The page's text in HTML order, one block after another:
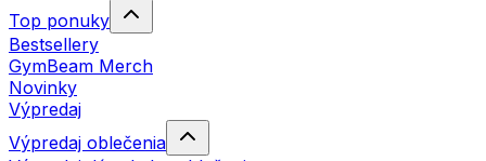
Top ponuky
Bestsellery
GymBeam Merch
Novinky
Výpredaj
Výpredaj oblečenia